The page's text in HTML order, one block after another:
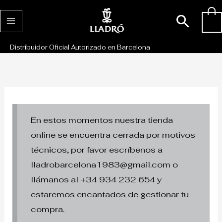
al
Distribuidor Oficial Autorizado en Barcelona
En estos momentos nuestra tienda
online se encuentra cerrada por motivos
técnicos, por favor escríbenos a
lladrobarcelona1983@gmail.com o
llámanos al +34 934 232 654 y
estaremos encantados de gestionar tu
compra.